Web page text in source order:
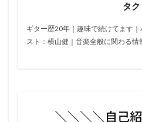
タク
ギター歴20年｜趣味で続けてます
スト：横山健｜音楽全般に関わる情